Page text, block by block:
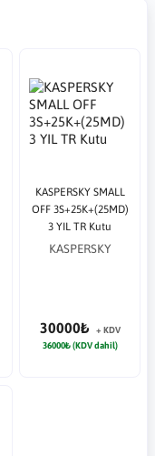
KASPERSKY SMALL
OFF 3S+25K+(25MD)
3 YIL TR Kutu
KASPERSKY
30000₺
+ KDV
36000₺ (KDV dahil)